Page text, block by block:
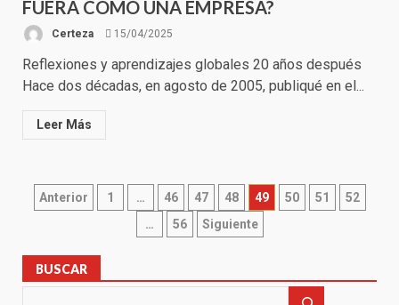
FUERA COMO UNA EMPRESA?
Certeza 15/04/2025
Reflexiones y aprendizajes globales 20 años después
Hace dos décadas, en agosto de 2005, publiqué en el...
Leer Más
Paginación
entradas
Anterior 1 … 46 47 48 49 50 51
52
…
56 Siguiente
BUSCAR